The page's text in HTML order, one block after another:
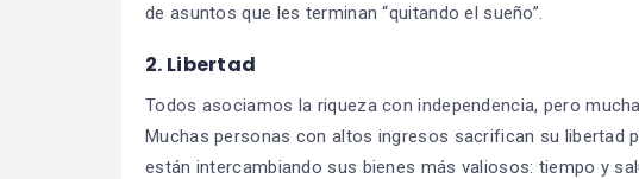
de asuntos que les terminan “quitando el sueño”.
2. Libertad
Todos asociamos la riqueza con independencia, pero
Muchas personas con altos ingresos sacrifican su libertad
están intercambiando sus bienes más valiosos: tiempo y